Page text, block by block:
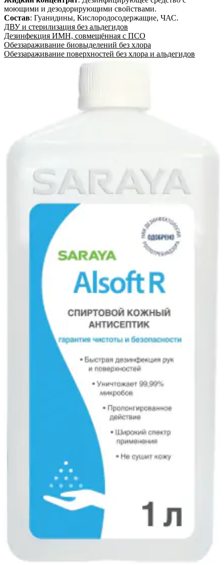
моющими и дезодорирующими свойствами.
Состав: Гуанидины, Кислородосодержащие, ЧАС.
ДВУ и стерилизация без альдегидов
Дезинфекция ИМН, совмещённая с ПСО
Обеззараживание биовыделений без хлора
Обеззараживание поверхностей без хлора и альдегидов